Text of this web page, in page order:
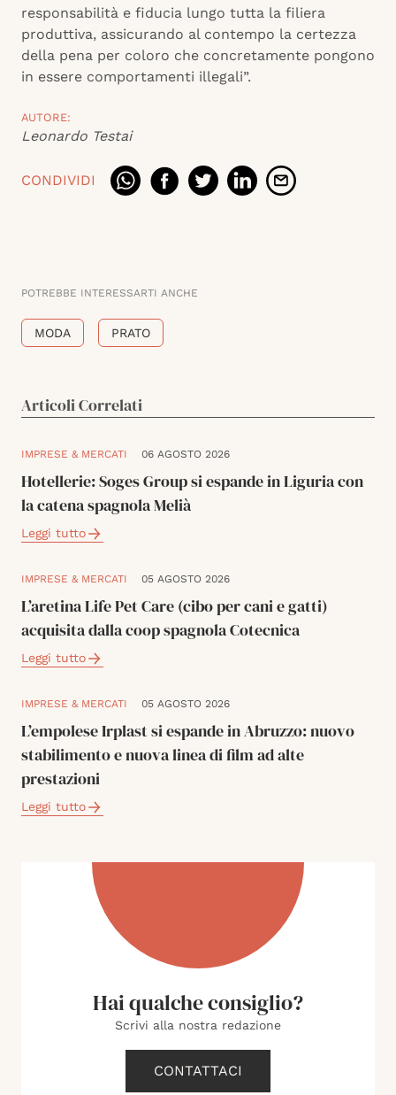
responsabilità e fiducia lungo tutta la filiera
produttiva, assicurando al contempo la certezza
della pena per coloro che concretamente pongono
in essere comportamenti illegali”.
AUTORE:
Leonardo Testai
CONDIVIDI
POTREBBE INTERESSARTI ANCHE
MODA PRATO
Articoli Correlati
IMPRESE & MERCATI 06 AGOSTO 2026
Hotellerie: Soges Group si espande in Liguria con
la catena spagnola Melià
Leggi tutto
IMPRESE & MERCATI 05 AGOSTO 2026
L’aretina Life Pet Care (cibo per cani e gatti)
acquisita dalla coop spagnola Cotecnica
Leggi tutto
IMPRESE & MERCATI 05 AGOSTO 2026
L’empolese Irplast si espande in Abruzzo: nuovo
stabilimento e nuova linea di film ad alte
prestazioni
Leggi tutto
Hai qualche consiglio?
Scrivi alla nostra redazione
CONTATTACI